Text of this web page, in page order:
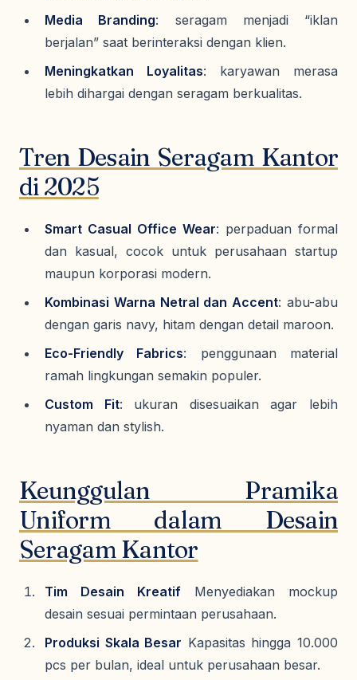
Media Branding: seragam menjadi “iklan
berjalan” saat berinteraksi dengan klien.
Meningkatkan Loyalitas: karyawan merasa
lebih dihargai dengan seragam berkualitas.
Tren Desain Seragam Kantor
di 2025
Smart Casual Office Wear: perpaduan formal
dan kasual, cocok untuk perusahaan startup
maupun korporasi modern.
Kombinasi Warna Netral dan Accent: abu-abu
dengan garis navy, hitam dengan detail maroon.
Eco-Friendly Fabrics: penggunaan material
ramah lingkungan semakin populer.
Custom Fit: ukuran disesuaikan agar lebih
nyaman dan stylish.
Keunggulan Pramika
Uniform dalam Desain
Seragam Kantor
Tim Desain Kreatif Menyediakan mockup
desain sesuai permintaan perusahaan.
Produksi Skala Besar Kapasitas hingga 10.000
pcs per bulan, ideal untuk perusahaan besar.